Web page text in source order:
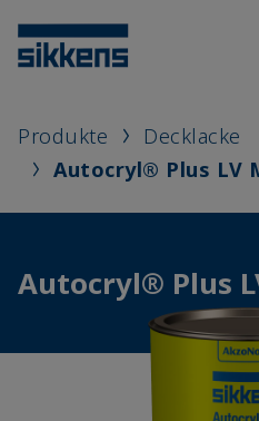
Produkte
Decklacke
Autocryl® Plus LV
Autocryl® Plus